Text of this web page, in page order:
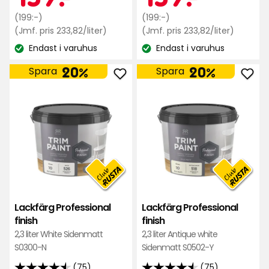
baserat
på
75
recensioner
kr
Ordinarie
pris
199
kr
(199:-)
(Jmf. pris 233,82/liter) Jämförpris
/liter
Lagersaldo:
Endast i varuhus
baserat
på
75
recensioner
kr
Ordinarie
pris
199
kr
(199:-)
(Jmf. pris 233,82/liter)
/liter
Lagersaldo:
Endast i varuhus
Lackfärg Professional
finish
2,3 liter White Sidenmatt
S0300-N
Spara 20%
Lägg
Lackfärg
Professional
favoriter
Lackfärg Professional
finish
2,3 liter Antique white
Sidenmatt S0502-Y
Spara 20%